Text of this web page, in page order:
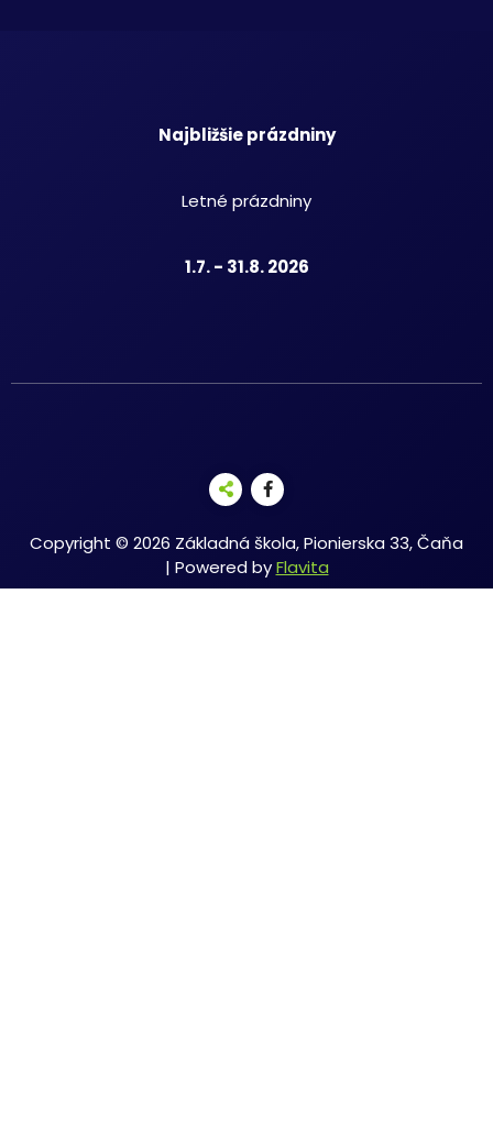
Najbližšie prázdniny
Letné prázdniny
1.7. - 31.8. 2026
Copyright © 2026 Základná škola, Pionierska 33, Čaňa
| Powered byFlavita